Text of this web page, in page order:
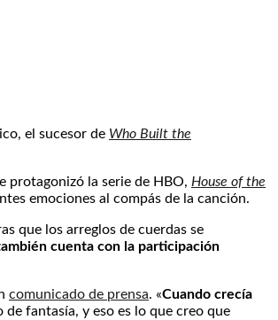
el sucesor de Who Built the
protagonizó la serie de HBO, House of the
emociones al compás de la canción.
que los arreglos de cuerdas se
cuenta con la participación
comunicado de prensa. «Cuando crecía
fantasía, y eso es lo que creo que